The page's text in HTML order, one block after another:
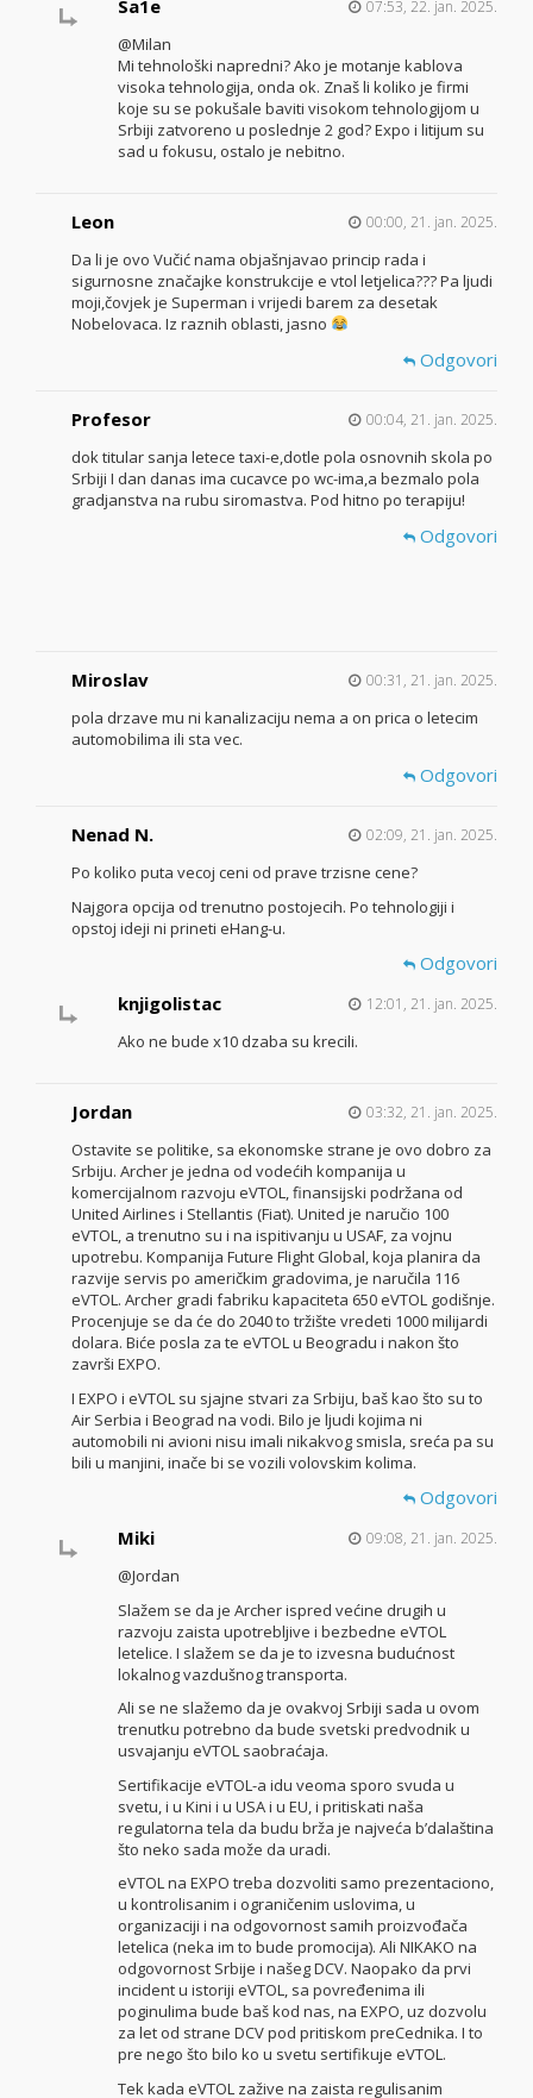
Sa1e 07:53, 22. jan. 2025.
@Milan
Mi tehnološki napredni? Ako je motanje kablova
visoka tehnologija, onda ok. Znaš li koliko je firmi
koje su se pokušale baviti visokom tehnologijom u
Srbiji zatvoreno u poslednje 2 god? Expo i litijum su
sad u fokusu, ostalo je nebitno.
Leon 00:00, 21. jan. 2025.
Da li je ovo Vučić nama objašnjavao princip rada i
sigurnosne značajke konstrukcije e vtol letjelica??? Pa ljudi
moji,čovjek je Superman i vrijedi barem za desetak
Nobelovaca. Iz raznih oblasti, jasno
Odgovori
Profesor 00:04, 21. jan. 2025.
dok titular sanja letece taxi-e,dotle pola osnovnih skola po
Srbiji I dan danas ima cucavce po wc-ima,a bezmalo pola
gradjanstva na rubu siromastva. Pod hitno po terapiju!
Odgovori
Miroslav 00:31, 21. jan. 2025.
pola drzave mu ni kanalizaciju nema a on prica o letecim
automobilima ili sta vec.
Odgovori
Nenad N. 02:09, 21. jan. 2025.
Po koliko puta vecoj ceni od prave trzisne cene?
Najgora opcija od trenutno postojecih. Po tehnologiji i
opstoj ideji ni prineti eHang-u.
Odgovori
knjigolistac
12:01, 21. jan. 2025.
Ako ne bude x10 dzaba su krecili.
Jordan 03:32, 21. jan. 2025.
Ostavite se politike, sa ekonomske strane je ovo dobro za
Srbiju. Archer je jedna od vodećih kompanija u
komercijalnom razvoju eVTOL, finansijski podržana od
United Airlines i Stellantis (Fiat). United je naručio 100
eVTOL, a trenutno su i na ispitivanju u USAF, za vojnu
upotrebu. Kompanija Future Flight Global, koja planira da
razvije servis po američkim gradovima, je naručila 116
eVTOL. Archer gradi fabriku kapaciteta 650 eVTOL godišnje.
Procenjuje se da će do 2040 to tržište vredeti 1000 milijardi
dolara. Biće posla za te eVTOL u Beogradu i nakon što
završi EXPO.
I EXPO i eVTOL su sjajne stvari za Srbiju, baš kao što su to
Air Serbia i Beograd na vodi. Bilo je ljudi kojima ni
automobili ni avioni nisu imali nikakvog smisla, sreća pa su
bili u manjini, inače bi se vozili volovskim kolima.
Odgovori
Miki
09:08, 21. jan. 2025.
@Jordan
Slažem se da je Archer ispred većine drugih u
razvoju zaista upotrebljive i bezbedne eVTOL
letelice. I slažem se da je to izvesna budućnost
lokalnog vazdušnog transporta.
Ali se ne slažemo da je ovakvoj Srbiji sada u ovom
trenutku potrebno da bude svetski predvodnik u
usvajanju eVTOL saobraćaja.
Sertifikacije eVTOL-a idu veoma sporo svuda u
svetu, i u Kini i u USA i u EU, i pritiskati naša
regulatorna tela da budu brža je najveća b’dalaština
što neko sada može da uradi.
eVTOL na EXPO treba dozvoliti samo prezentaciono,
u kontrolisanim i ograničenim uslovima, u
organizaciji i na odgovornost samih proizvođača
letelica (neka im to bude promocija). Ali NIKAKO na
odgovornost Srbije i našeg DCV. Naopako da prvi
incident u istoriji eVTOL, sa povređenima ili
poginulima bude baš kod nas, na EXPO, uz dozvolu
za let od strane DCV pod pritiskom preCednika. I to
pre nego što bilo ko u svetu sertifikuje eVTOL.
Tek kada eVTOL zažive na zaista regulisanim